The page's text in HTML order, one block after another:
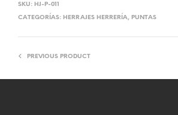
SKU: HJ-P-011
CATEGORÍAS: HERRAJES HERRERÍA, PUNTAS
PREVIOUS PRODUCT